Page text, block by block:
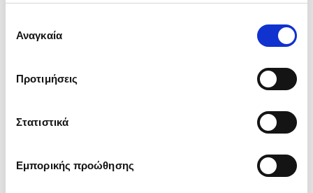
ενδιαφέρουν και να επιλέξετε από τα παρακάτω με την
΄΄και να ενημερωθείτε σχετικά με
συγκατάθεσης
Αναγκαία
Προτιμήσεις
Στατιστικά
Εμπορικής προώθησης